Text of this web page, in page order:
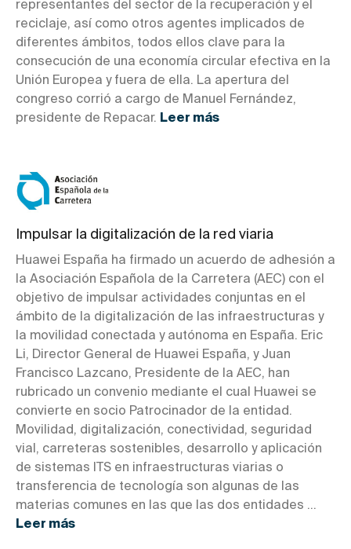
representantes del sector de la recuperación y el
reciclaje, así como otros agentes implicados de
diferentes ámbitos, todos ellos clave para la
consecución de una economía circular efectiva en la
Unión Europea y fuera de ella. La apertura del
congreso corrió a cargo de Manuel Fernández,
presidente de Repacar. Leer más
Impulsar la digitalización de la red viaria
Huawei España ha firmado un acuerdo de adhesión a
la Asociación Española de la Carretera (AEC) con el
objetivo de impulsar actividades conjuntas en el
ámbito de la digitalización de las infraestructuras y
la movilidad conectada y autónoma en España. Eric
Li, Director General de Huawei España, y Juan
Francisco Lazcano, Presidente de la AEC, han
rubricado un convenio mediante el cual Huawei se
convierte en socio Patrocinador de la entidad.
Movilidad, digitalización, conectividad, seguridad
vial, carreteras sostenibles, desarrollo y aplicación
de sistemas ITS en infraestructuras viarias o
transferencia de tecnología son algunas de las
materias comunes en las que las dos entidades ...
Leer más